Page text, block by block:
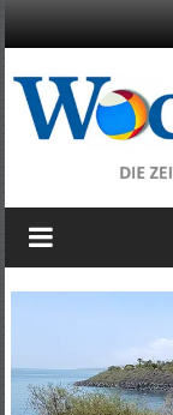
die
Inseln